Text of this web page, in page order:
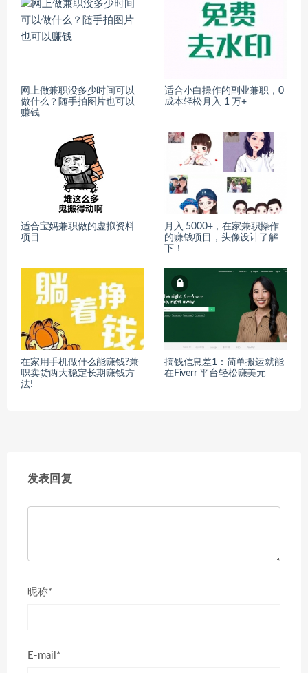
网上做兼职没多少时间可以
做什么？随手拍图片也可以
赚钱
适合小白操作的副业兼职，0
成本轻松月入 1 万+
适合宝妈兼职做的虚拟资料
项目
月入 5000+，在家兼职操作
的赚钱项目，头像设计了解
下！
在家用手机做什么能赚钱?兼
职卖货两大稳定长期赚钱方
法!
搞钱信息差1：简单搬运就能
在Fiverr 平台轻松赚美元
发表回复
昵称*
E-mail*